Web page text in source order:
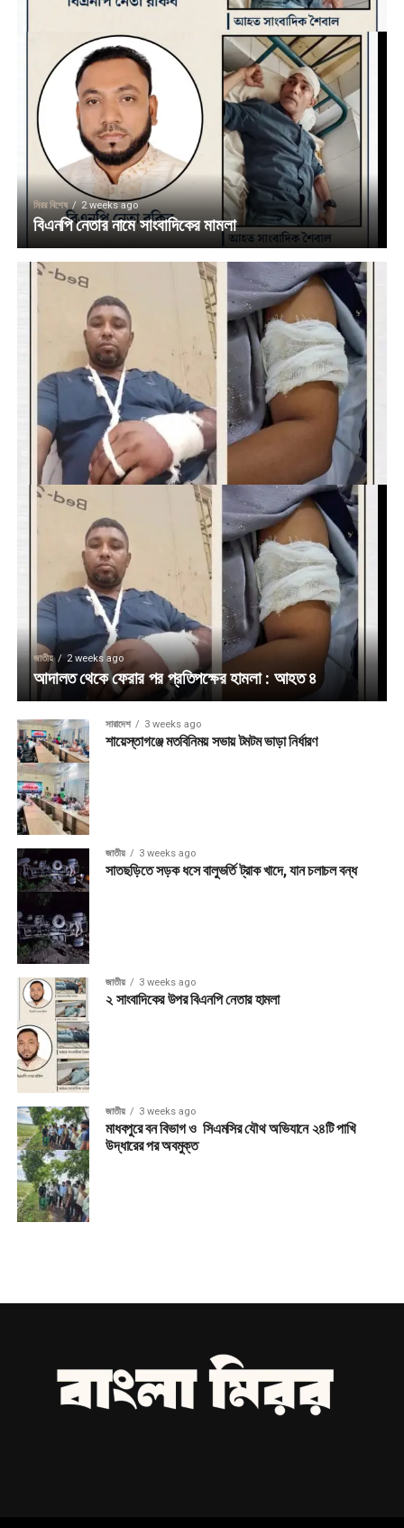
মিরর বিশেষ 2 weeks ago
বিএনপি নেতার নামে সাংবাদিকের মামলা
জাতীয় 2 weeks ago
আদালত থেকে ফেরার পর প্রতিপক্ষের হামলা : আহত ৪
সারাদেশ 3 weeks ago
শায়েস্তাগঞ্জে মতবিনিময় সভায় টমটম ভাড়া নির্ধারণ
জাতীয় 3 weeks ago
সাতছড়িতে সড়ক ধসে বালুভর্তি ট্রাক খাদে, যান চলাচল বন্ধ
জাতীয় 3 weeks ago
২ সাংবাদিকের উপর বিএনপি নেতার হামলা
জাতীয় 3 weeks ago
মাধবপুরে বন বিভাগ ও সিএমসির যৌথ অভিযানে ২৪টি পাখি
উদ্ধারের পর অবমুক্ত